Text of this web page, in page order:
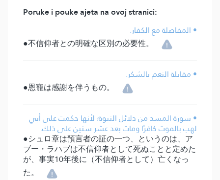
Poruke i pouke ajeta na ovoj stranici:
• المفاصلة مع الكفار.
●不信仰者との明確な区別の必要性。
• مقابلة النعم بالشكر.
●恩寵は感謝を伴うもの。
• سورة المسد من دلائل النبوة؛ لأنها حكمت على أبي
لهب بالموت كافرًا ومات بعد عشر سنين على ذلك.
●シュロ章は預言者の証の一つ、というのは、ア
ブー・ラハブは不信仰者として死ぬことと定めた
が、事実10年後に（不信仰者として）亡くなっ
た。